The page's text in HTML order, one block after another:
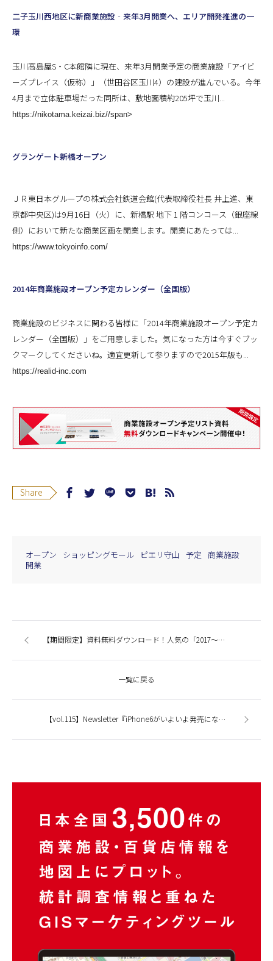
二子玉川西地区に新商業施設‐来年3月開業へ、エリア開発推進の一
環
玉川高島屋S・C本館隣に現在、来年3月開業予定の商業施設「アイビ
ーズプレイス（仮称）」（世田谷区玉川4）の建設が進んでいる。今年
4月まで立体駐車場だった同所は、敷地面積約205坪で玉川...
https://nikotama.keizai.biz//span>
グランゲート新橋オープン
ＪＲ東日本グループの株式会社鉄道会館(代表取締役社長 井上進、東
京都中央区)は9月16日（火）に、新橋駅 地下 1 階コンコース（銀座線
側）において新たな商業区画を開業します。開業にあたっては...
https://www.tokyoinfo.com/
2014年商業施設オープン予定カレンダー（全国版）
商業施設のビジネスに関わる皆様に「2014年商業施設オープン予定カ
レンダー（全国版）」をご用意しました。気になった方は今すぐブッ
クマークしてくださいね。適宜更新して参りますので2015年版も...
https://realid-inc.com
Share
オープン ショッピングモール ピエリ守山 予定 商業施設
開業
【期間限定】資料無料ダウンロード！人気の「2017〜2022年商業施設オープン予定カレンダー（全国版）」
一覧に戻る
【vol.115】Newsletter『iPhone6がいよいよ発売になりますね』